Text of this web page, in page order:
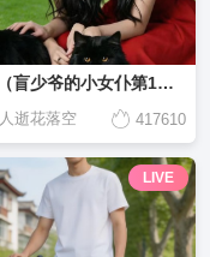
短剧 （盲少爷的小女仆第1集-第15集）
人逝花落空 417610
LIVE